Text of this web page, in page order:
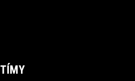
TÍMY